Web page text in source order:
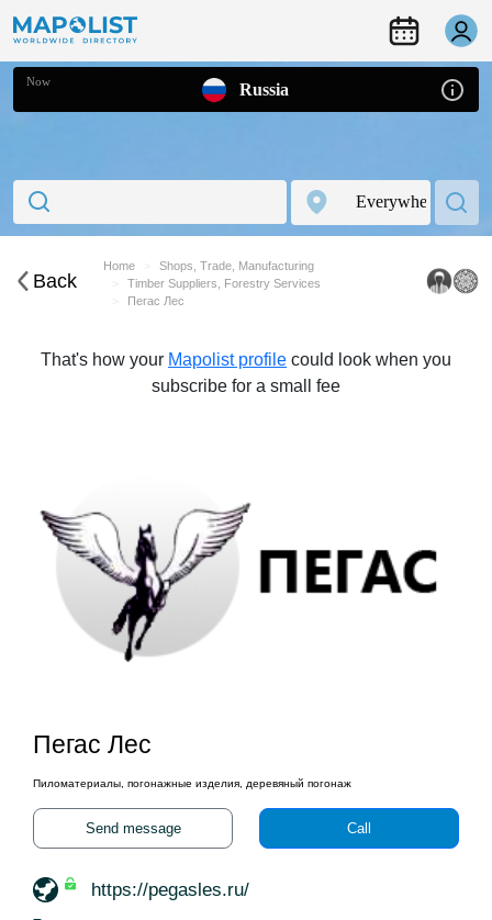
Now Russia
Back
Home
Shops, Trade, Manufacturing
Timber Suppliers, Forestry Services
Пегас Лес
That's how your Mapolist profile could look when you
subscribe for a small fee
Пегас Лес
Пиломатериалы, погонажные изделия, деревяный погонаж
Send message Call
https://pegasles.ru/